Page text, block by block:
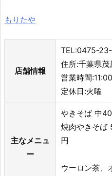
もりたや
店舗情報
TEL:0475-
住所:千葉県
営業時間
定休日:火曜
主なメニュ
ー
やきそば 中
焼肉やきそ
円
ウーロン茶、